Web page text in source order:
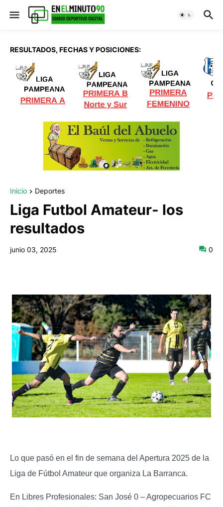
RESULTADOS, FECHAS Y POSICIONES:
Inicio Deportes
Liga Futbol Amateur- los
resultados
junio 03, 2025 0
Lo que pasó en el fin de semana del Apertura 2025 de la
Liga de Fútbol Amateur que organiza La Barranca.
En Libres Profesionales: San José 0 – Agropecuarios FC